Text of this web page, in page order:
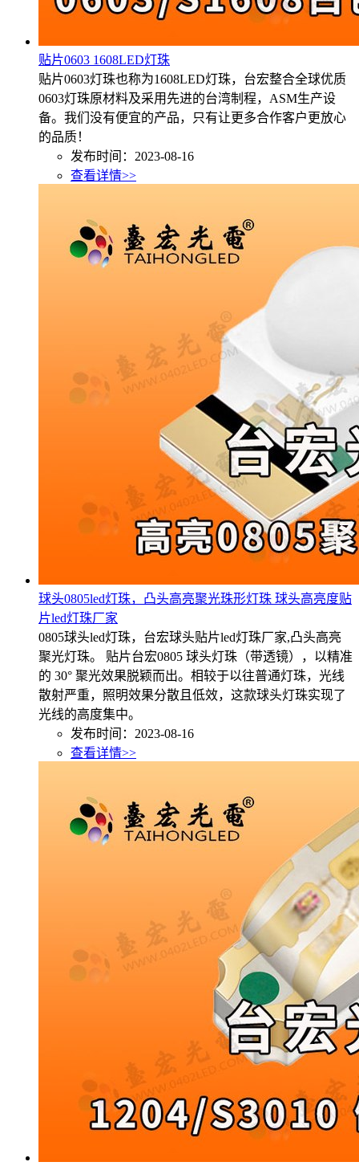
贴片0603 1608LED灯珠
贴片0603灯珠也称为1608LED灯珠，台宏整合全球优质
0603灯珠原材料及采用先进的台湾制程，ASM生产设
备。我们没有便宜的产品，只有让更多合作客户更放心
的品质！
发布时间：2023-08-16
查看详情>>
球头0805led灯珠，凸头高亮聚光珠形灯珠 球头高亮度贴
片led灯珠厂家
0805球头led灯珠，台宏球头贴片led灯珠厂家,凸头高亮
聚光灯珠。 贴片台宏0805 球头灯珠（带透镜），以精准
的 30° 聚光效果脱颖而出。相较于以往普通灯珠，光线
散射严重，照明效果分散且低效，这款球头灯珠实现了
光线的高度集中。
发布时间：2023-08-16
查看详情>>